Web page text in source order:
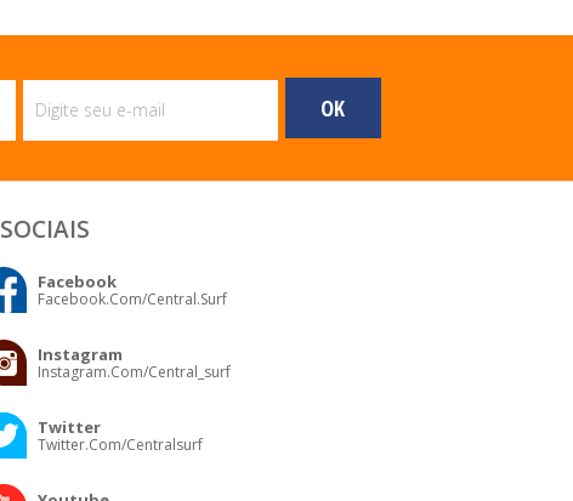
SOCIAIS
Facebook
Facebook.com/central.surf
Instagram
Instagram.com/central_surf
Twitter
Twitter.com/centralsurf